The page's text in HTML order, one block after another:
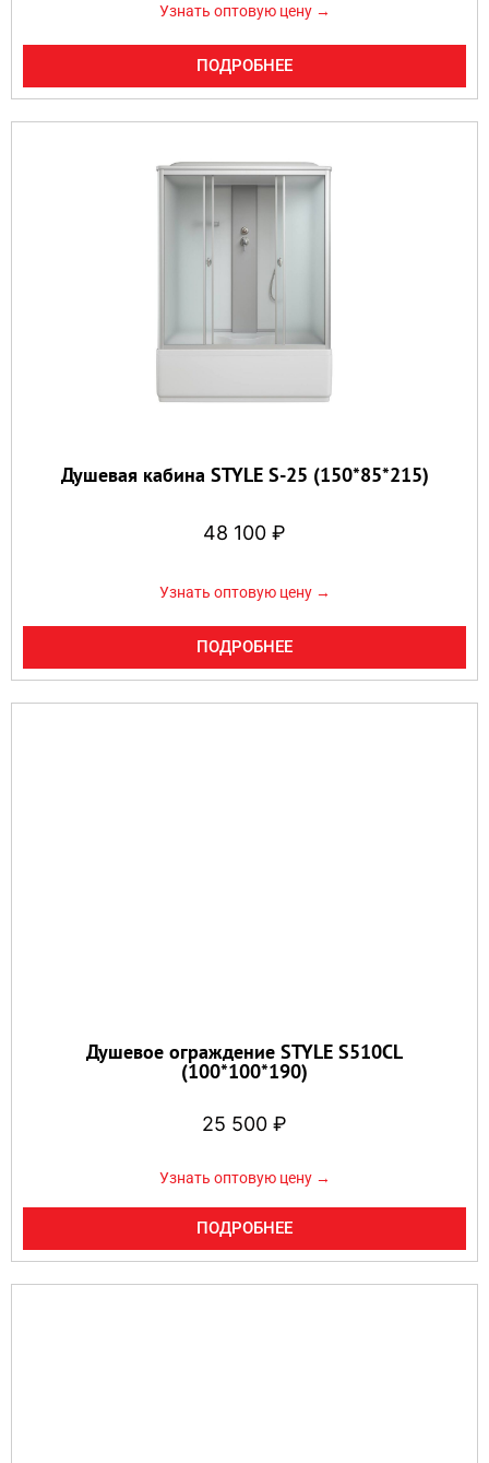
Узнать оптовую цену →
ПОДРОБНЕЕ
Душевая кабина STYLE S-25 (150*85*215)
48 100 ₽
Узнать оптовую цену →
ПОДРОБНЕЕ
Душевое ограждение STYLE S510CL
(100*100*190)
25 500 ₽
Узнать оптовую цену →
ПОДРОБНЕЕ